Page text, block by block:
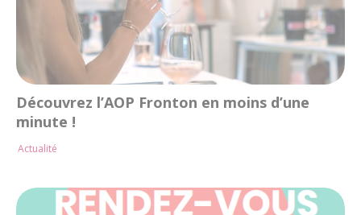
Découvrez l’AOP Fronton en moins d’une
minute !
Actualité